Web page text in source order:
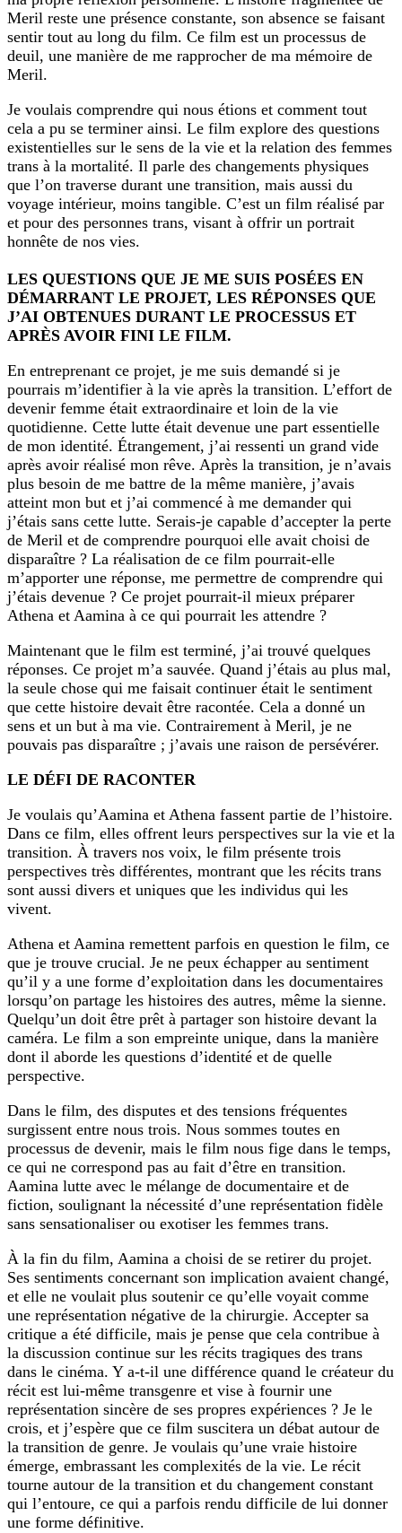
Meril reste une présence constante, son absence se faisant
sentir tout au long du film. Ce film est un processus de
deuil, une manière de me rapprocher de ma mémoire de
Meril.
Je voulais comprendre qui nous étions et comment tout
cela a pu se terminer ainsi. Le film explore des questions
existentielles sur le sens de la vie et la relation des femmes
trans à la mortalité. Il parle des changements physiques
que l’on traverse durant une transition, mais aussi du
voyage intérieur, moins tangible. C’est un film réalisé par
et pour des personnes trans, visant à offrir un portrait
honnête de nos vies.
LES QUESTIONS QUE JE ME SUIS POSÉES EN
DÉMARRANT LE PROJET, LES RÉPONSES QUE
J’AI OBTENUES DURANT LE PROCESSUS ET
APRÈS AVOIR FINI LE FILM.
En entreprenant ce projet, je me suis demandé si je
pourrais m’identifier à la vie après la transition. L’effort de
devenir femme était extraordinaire et loin de la vie
quotidienne. Cette lutte était devenue une part essentielle
de mon identité. Étrangement, j’ai ressenti un grand vide
après avoir réalisé mon rêve. Après la transition, je n’avais
plus besoin de me battre de la même manière, j’avais
atteint mon but et j’ai commencé à me demander qui
j’étais sans cette lutte. Serais-je capable d’accepter la perte
de Meril et de comprendre pourquoi elle avait choisi de
disparaître ? La réalisation de ce film pourrait-elle
m’apporter une réponse, me permettre de comprendre qui
j’étais devenue ? Ce projet pourrait-il mieux préparer
Athena et Aamina à ce qui pourrait les attendre ?
Maintenant que le film est terminé, j’ai trouvé quelques
réponses. Ce projet m’a sauvée. Quand j’étais au plus mal,
la seule chose qui me faisait continuer était le sentiment
que cette histoire devait être racontée. Cela a donné un
sens et un but à ma vie. Contrairement à Meril, je ne
pouvais pas disparaître ; j’avais une raison de persévérer.
LE DÉFI DE RACONTER
Je voulais qu’Aamina et Athena fassent partie de l’histoire.
Dans ce film, elles offrent leurs perspectives sur la vie et la
transition. À travers nos voix, le film présente trois
perspectives très différentes, montrant que les récits trans
sont aussi divers et uniques que les individus qui les
vivent.
Athena et Aamina remettent parfois en question le film, ce
que je trouve crucial. Je ne peux échapper au sentiment
qu’il y a une forme d’exploitation dans les documentaires
lorsqu’on partage les histoires des autres, même la sienne.
Quelqu’un doit être prêt à partager son histoire devant la
caméra. Le film a son empreinte unique, dans la manière
dont il aborde les questions d’identité et de quelle
perspective.
Dans le film, des disputes et des tensions fréquentes
surgissent entre nous trois. Nous sommes toutes en
processus de devenir, mais le film nous fige dans le temps,
ce qui ne correspond pas au fait d’être en transition.
Aamina lutte avec le mélange de documentaire et de
fiction, soulignant la nécessité d’une représentation fidèle
sans sensationaliser ou exotiser les femmes trans.
À la fin du film, Aamina a choisi de se retirer du projet.
Ses sentiments concernant son implication avaient changé,
et elle ne voulait plus soutenir ce qu’elle voyait comme
une représentation négative de la chirurgie. Accepter sa
critique a été difficile, mais je pense que cela contribue à
la discussion continue sur les récits tragiques des trans
dans le cinéma. Y a-t-il une différence quand le créateur du
récit est lui-même transgenre et vise à fournir une
représentation sincère de ses propres expériences ? Je le
crois, et j’espère que ce film suscitera un débat autour de
la transition de genre. Je voulais qu’une vraie histoire
émerge, embrassant les complexités de la vie. Le récit
tourne autour de la transition et du changement constant
qui l’entoure, ce qui a parfois rendu difficile de lui donner
une forme définitive.